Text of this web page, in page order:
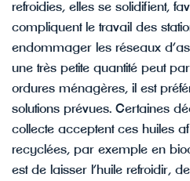
refroidies, elles se solidifient,
compliquent le travail des
endommager les réseaux
une très petite quantité peut
ordures ménagères, il est
solutions prévues. Certaines
collecte acceptent ces huiles
recyclées, par exemple en
est de laisser l’huile refroidir,